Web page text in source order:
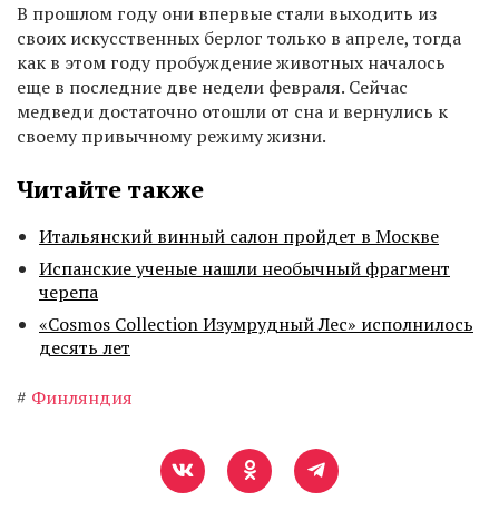
В прошлом году они впервые стали выходить из
своих искусственных берлог только в апреле, тогда
как в этом году пробуждение животных началось
еще в последние две недели февраля. Сейчас
медведи достаточно отошли от сна и вернулись к
своему привычному режиму жизни.
Читайте также
Итальянский винный салон пройдет в Москве
Испанские ученые нашли необычный фрагмент
черепа
«Cosmos Collection Изумрудный Лес» исполнилось
десять лет
# Финляндия